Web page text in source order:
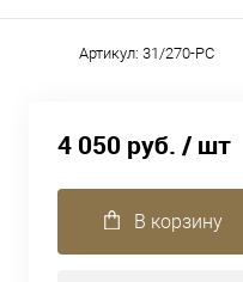
Артикул: 31/270-PC
4 050 руб. / шт
В корзину